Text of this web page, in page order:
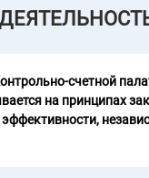
счетной
на принципах